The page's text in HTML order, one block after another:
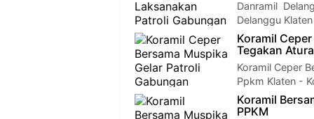
Danramil
Delanggu
Koramil
Tegakan
Koramil Ceper
Ppkm Klaten -
Koramil
PPKM